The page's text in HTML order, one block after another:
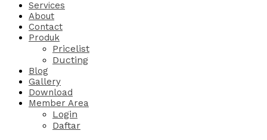
Services
About
Contact
Produk
Pricelist
Ducting
Blog
Gallery
Download
Member Area
Login
Daftar